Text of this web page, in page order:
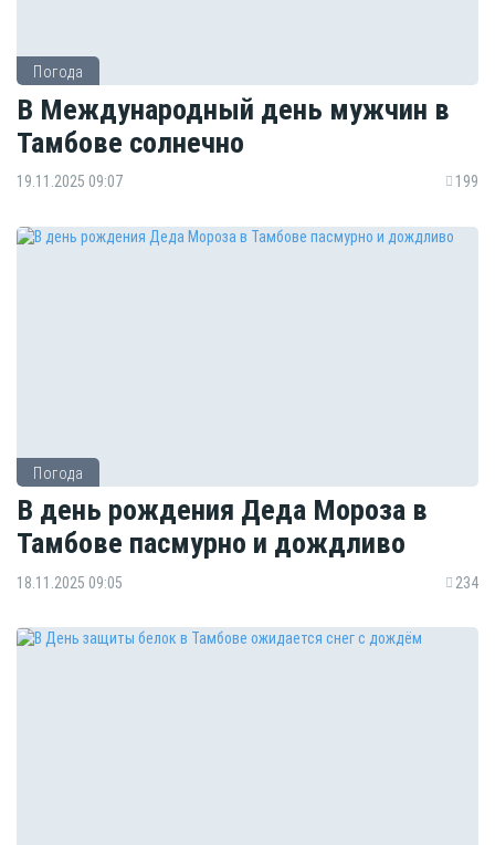
Погода
В Международный день мужчин в
Тамбове солнечно
19.11.2025 09:07 199
Погода
В день рождения Деда Мороза в
Тамбове пасмурно и дождливо
18.11.2025 09:05 234